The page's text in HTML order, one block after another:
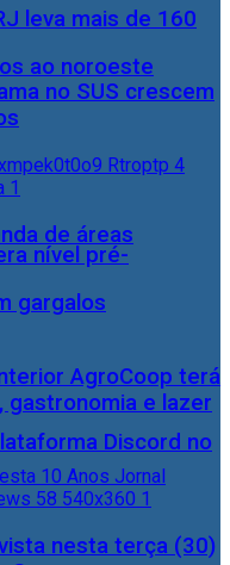
leva mais de 160
ao noroeste
nível pré-
gargalos
Discord no
no SUS crescem
de áreas
AgroCoop terá
gastronomia e lazer
nesta terça (30)